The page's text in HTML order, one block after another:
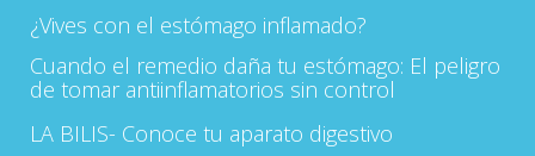
¿Vives con el estómago inflamado?
Cuando el remedio daña tu estómago: El peligro
de tomar antiinflamatorios sin control
LA BILIS- Conoce tu aparato digestivo